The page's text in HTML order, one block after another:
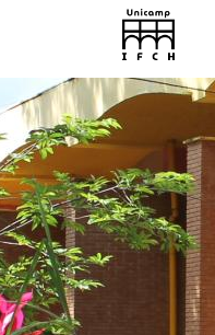
Pular para o conteúdo